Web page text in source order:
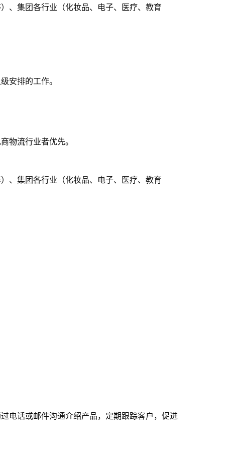
、集团各行业（化妆品、电子、医疗、教育
安排的工作。
物流行业者优先。
、集团各行业（化妆品、电子、医疗、教育
电话或邮件沟通介绍产品，定期跟踪客户，促进